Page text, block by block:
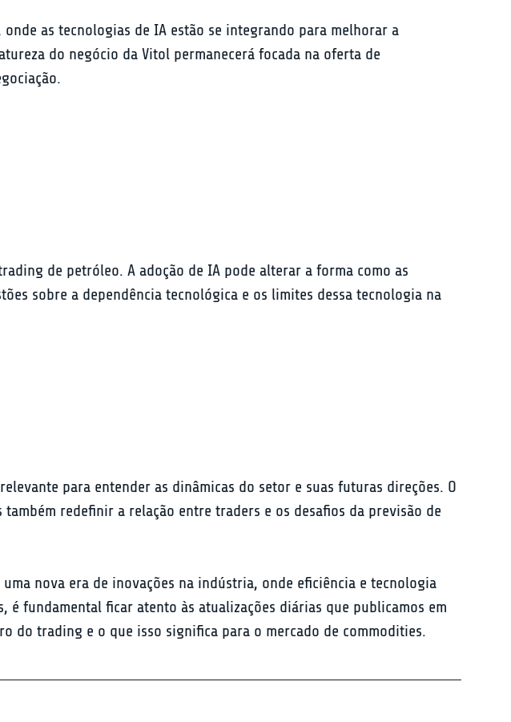
as tecnologias de IA estão se integrando para melhorar a
do negócio da Vitol permanecerá focada na oferta de
de petróleo. A adoção de IA pode alterar a forma como as
sobre a dependência tecnológica e os limites dessa tecnologia na
para entender as dinâmicas do setor e suas futuras direções. O
redefinir a relação entre traders e os desafios da previsão de
nova era de inovações na indústria, onde eficiência e tecnologia
é fundamental ficar atento às atualizações diárias que publicamos em
do trading e o que isso significa para o mercado de commodities.